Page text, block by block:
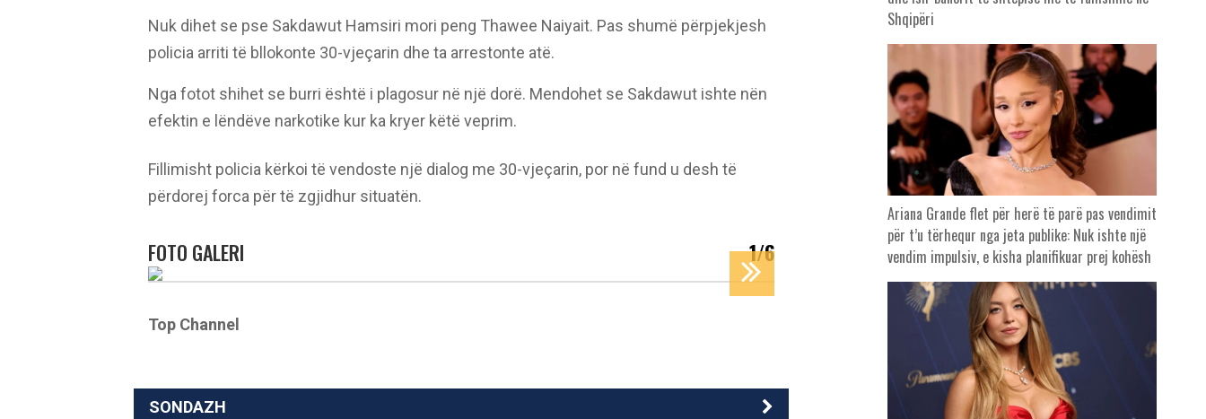
Nuk dihet se pse Sakdawut Hamsiri mori peng Thawee Naiyait. Pas shumë përpjekjesh
policia arriti të bllokonte 30-vjeçarin dhe ta arrestonte atë.
Nga fotot shihet se burri është i plagosur në një dorë. Mendohet se Sakdawut ishte nën
efektin e lëndëve narkotike kur ka kryer këtë veprim.
Fillimisht policia kërkoi të vendoste një dialog me 30-vjeçarin, por në fund u desh të
përdorej forca për të zgjidhur situatën.
FOTO GALERI 1/6
Top Channel
SONDAZH
Shqipëri
Ariana Grande flet për herë të parë pas vendimit
për t’u tërhequr nga jeta publike: Nuk ishte një
vendim impulsiv, e kisha planifikuar prej kohësh